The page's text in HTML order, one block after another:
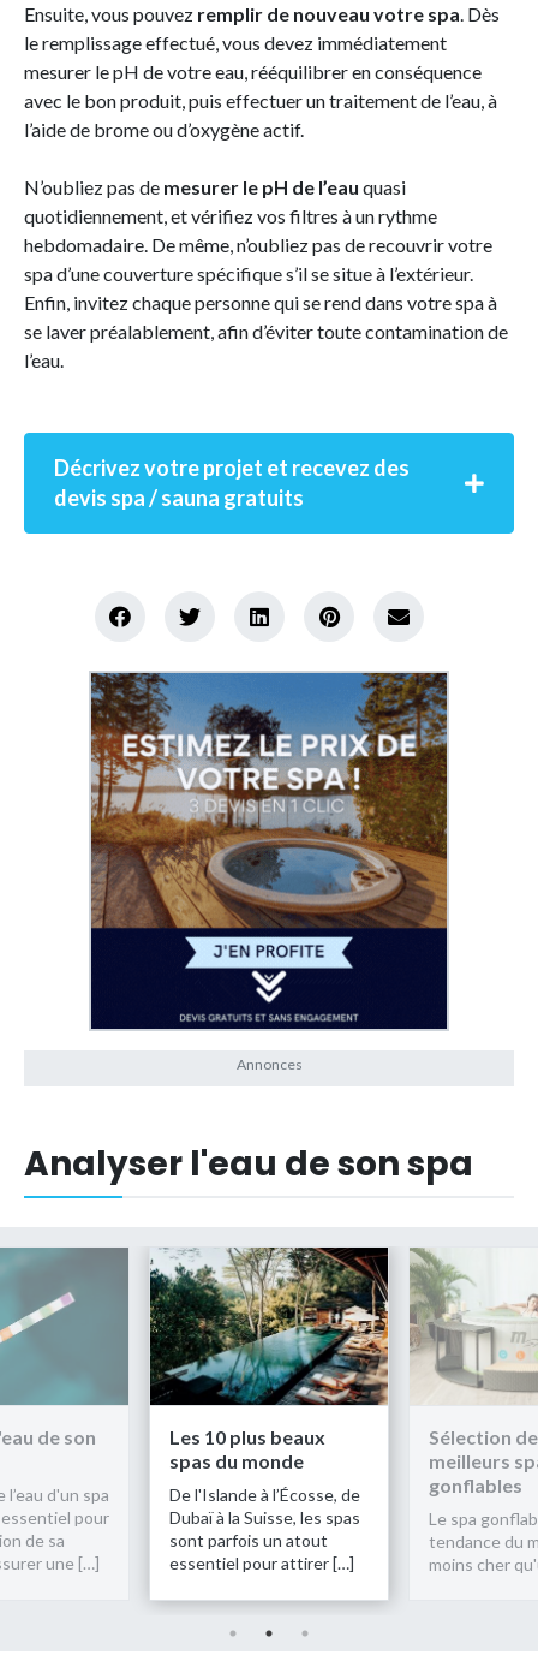
Ensuite, vous pouvez remplir de nouveau votre spa . Dès
le remplissage effectué, vous devez immédiatement
mesurer le pH de votre eau, rééquilibrer en conséquence
avec le bon produit, puis effectuer un traitement de l’eau, à
l’aide de brome ou d’oxygène actif.
N’oubliez pas de mesurer le pH de l’eau quasi
quotidiennement, et vérifiez vos filtres à un rythme
hebdomadaire. De même, n’oubliez pas de recouvrir votre
spa d’une couverture spécifique s’il se situe à l’extérieur.
Enfin, invitez chaque personne qui se rend dans votre spa à
se laver préalablement, afin d’éviter toute contamination de
l’eau.
Décrivez votre projet et recevez des
devis spa / sauna gratuits
Analyser l'eau de son spa
plus beaux
à l’Écosse, de
à la Suisse, les spas
parfois un atout
pour attirer […]
Sélection des
meilleurs spas
gonflables
Le spa gonflable, c'est LA
tendance du moment :
moins cher qu'un spa […]
spa
joue
la